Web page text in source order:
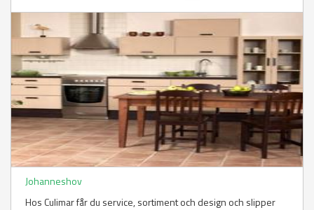
Johanneshov
Hos Culimar får du service, sortiment och design och slipper